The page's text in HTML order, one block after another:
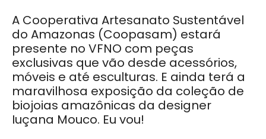
A Cooperativa Artesanato Sustentável
do Amazonas (Coopasam) estará
presente no VFNO com peças
exclusivas que vão desde acessórios,
móveis e até esculturas. E ainda terá a
maravilhosa exposição da coleção de
biojoias amazônicas da designer
Iuçana Mouco. Eu vou!